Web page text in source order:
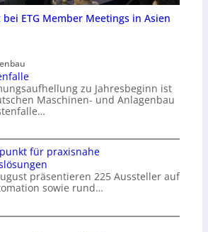
bei ETG Member Meetings in Asien
zu Jahresbeginn ist
Maschinen- und Anlagenbau
für praxisnahe
präsentieren 225 Aussteller auf
sowie rund…